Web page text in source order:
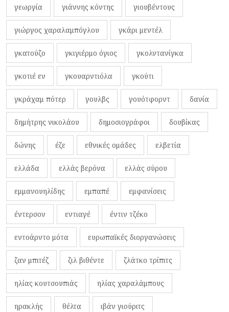
γεωργία γιάννης κόντης γιουβέντους
γιώργος χαραλαμπόγλου γκάρι μεντέλ
γκατούζο γκιγιέρμο όγιος γκολντανίγκα
γκοτιέ εν γκουαρντιόλα γκούτι
γκράχαμ πότερ γουλβς γουότφορντ δανία
δημήτρης νικολάου δημοσιογράφοι δουβίκας
δώνης έζε εθνικές ομάδες ελβετία
ελλάδα ελλάς βερόνα ελλάς σύρου
εμμανουηλίδης εμπαπέ εμφανίσεις
έντερσον εντιαγέ έντιν τζέκο
εντοάρντο μότα ευρωπαϊκές διοργανώσεις
ζαν μπιτέζ ζιλ βιθέντε ζλάτκο τρίπιτς
ηλίας κουτσουπιάς ηλίας χαραλάμπους
ηρακλής θέλτα ιβάν γιούριτς